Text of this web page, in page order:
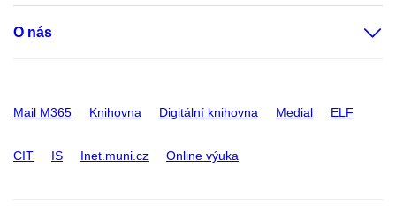
O nás
Mail M365 Knihovna Digitální knihovna Medial ELF
CIT IS Inet.muni.cz Online výuka